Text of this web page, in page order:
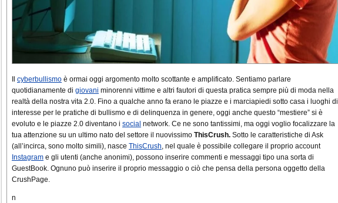
cyberbullismo è ormai oggi argomento molto scottante e amplificato. Sentiamo parlare
quotidianamente di giovani minorenni vittime e altri fautori di questa pratica sempre più di moda nella
realtà della nostra vita 2.0. Fino a qualche anno fa erano le piazze e i marciapiedi sotto casa i luoghi di
interesse per le pratiche di bullismo e di delinquenza in genere, oggi anche questo “mestiere” si è
evoluto e le piazze 2.0 diventano i social network. Ce ne sono tantissimi, ma oggi voglio focalizzare la
tua attenzione su un ultimo nato del settore il nuovissimo ThisCrush. Sotto le caratteristiche di Ask
(all’incirca, sono molto simili), nasce ThisCrush, nel quale è possibile collegare il proprio account
Instagram e gli utenti (anche anonimi), possono inserire commenti e messaggi tipo una sorta di
GuestBook. Ognuno può inserire il proprio messaggio o ciò che pensa della persona oggetto della
CrushPage.
n